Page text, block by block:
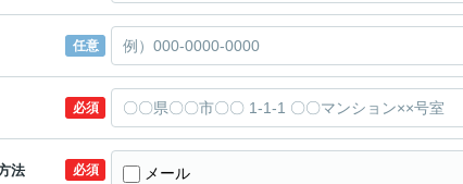
任意
必須
法 必須 メール